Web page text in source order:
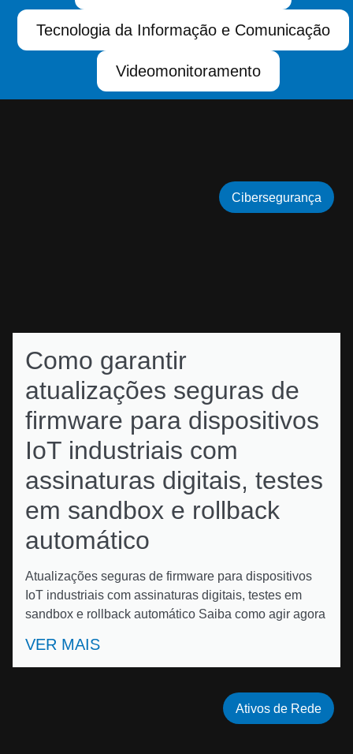
Tecnologia da Informação e Comunicação
Videomonitoramento
Como garantir
atualizações seguras de
firmware para dispositivos
IoT industriais com
assinaturas digitais, testes
em sandbox e rollback
automático
Atualizações seguras de firmware para dispositivos
IoT industriais com assinaturas digitais, testes em
sandbox e rollback automático Saiba como agir agora
VER MAIS
Cibersegurança
Ativos de Rede